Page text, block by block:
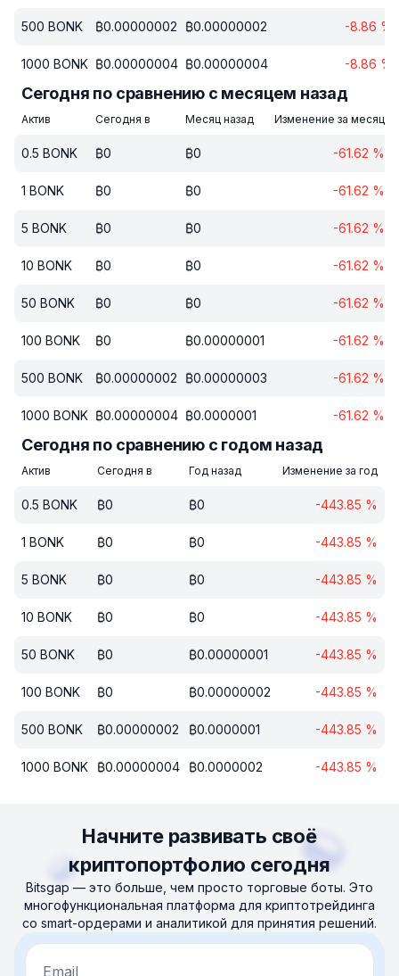
500 BONK ₿0.00000002 ₿0.00000002 -8.86 %
1000 BONK ₿0.00000004 ₿0.00000004 -8.86 %
Сегодня по сравнению с месяцем назад
Актив Сегодня в Месяц назад Изменение за месяц
0.5 BONK ₿0 ₿0 -61.62 %
1 BONK ₿0 ₿0 -61.62 %
5 BONK ₿0 ₿0 -61.62 %
10 BONK ₿0 ₿0 -61.62 %
50 BONK ₿0 ₿0 -61.62 %
100 BONK ₿0 ₿0.00000001 -61.62 %
500 BONK ₿0.00000002 ₿0.00000003 -61.62 %
1000 BONK ₿0.00000004 ₿0.0000001 -61.62 %
Сегодня по сравнению с годом назад
Актив Сегодня в Год назад Изменение за год
0.5 BONK ₿0 ₿0 -443.85 %
1 BONK ₿0 ₿0 -443.85 %
5 BONK ₿0 ₿0 -443.85 %
10 BONK ₿0 ₿0 -443.85 %
50 BONK ₿0 ₿0.00000001 -443.85 %
100 BONK ₿0 ₿0.00000002 -443.85 %
500 BONK ₿0.00000002 ₿0.0000001 -443.85 %
1000 BONK ₿0.00000004 ₿0.0000002 -443.85 %
Начните развивать своё
криптопортфолио сегодня
Bitsgap — это больше, чем просто торговые боты. Это
многофункциональная платформа для криптотрейдинга
со smart-ордерами и аналитикой для принятия решений.
Email